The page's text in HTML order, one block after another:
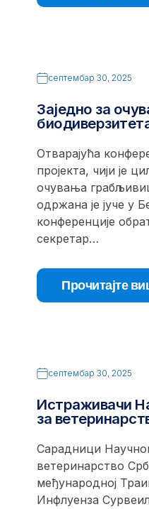
септембар 30, 2025
Заједно за
Отварајућа
пројекта, чији је
очувања
одржана је јуче у
конференције
секретар…
Прочитајте
септембар 30, 2025
Истраживачи
за
Сарадници
ветеринарство
међународној
Инфлуенза